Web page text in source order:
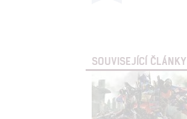
SOUVISEJÍCÍ ČLÁNKY